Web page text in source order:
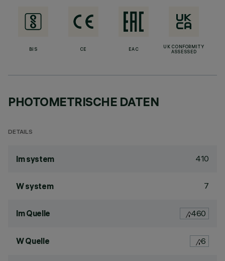
BIS CE EAC
UK CONFORMITY
ASSESSED
PHOTOMETRISCHE DATEN
DETAILS
lm system 410
W system 7
lm Quelle 460
W Quelle 6